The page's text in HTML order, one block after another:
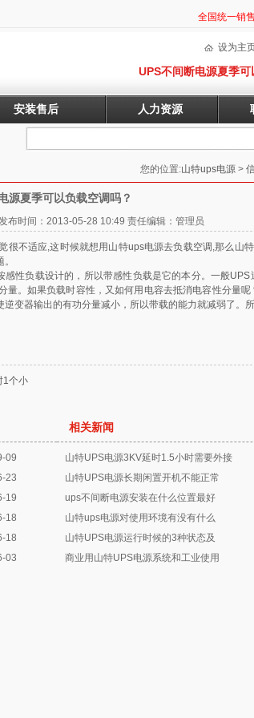
全国统一销
设为主
UPS不间断电源夏季可
安装售后 人力资源
您的位置:山特ups电源 >
源夏季可以负载空调吗？
布时间：2013-05-28 10:49 责任编辑：管理员
很不适应,这时候就想用山特ups电源去负载空调,那么山
性负载设计的，所以带感性负载是它的本分。一般UPS
。如果负载时容性，又如何用电容去抵消电容性分量
变器输出的有功分量减小，所以带载的能力就减弱了。
1个小
09
23
19
18
18
03
相关新闻
山特UPS电源3KV延时1.5小时需要外接
山特UPS电源长期闲置开机不能正常
ups不间断电源安装在什么位置最好
山特ups电源对使用环境有没有什么
山特UPS电源运行时候的3种状态及
商业用山特UPS电源系统和工业使用